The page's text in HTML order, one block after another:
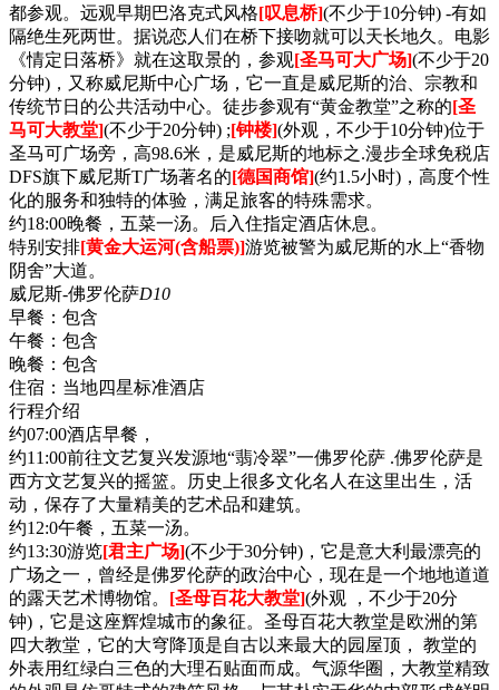
都参观。远观早期巴洛克式风格[叹息桥](不少于10分钟) -有如
隔绝生死两世。据说恋人们在桥下接吻就可以天长地久。电影
《情定日落桥》就在这取景的，参观[圣马可大广场](不少于20
分钟)，又称威尼斯中心广场，它一直是威尼斯的治、宗教和
传统节日的公共活动中心。徒步参观有“黄金教堂”之称的[圣
马可大教堂](不少于20分钟) ;[钟楼](外观，不少于10分钟)位于
圣马可广场旁，高98.6米，是威尼斯的地标之.漫步全球免税店
DFS旗下威尼斯T广场著名的[德国商馆](约1.5小时)，高度个性
化的服务和独特的体验，满足旅客的特殊需求。
约18:00晚餐，五菜一汤。后入住指定酒店休息。
特别安排[黄金大运河(含船票)]游览被警为威尼斯的水上“香物
阴舍”大道。
威尼斯-佛罗伦萨D10
早餐： 包含
午餐： 包含
晚餐： 包含
住宿： 当地四星标准酒店
行程介绍
约07:00酒店早餐，
约11:00前往文艺复兴发源地“翡冷翠”一佛罗伦萨 .佛罗伦萨是
西方文艺复兴的摇篮。历史上很多文化名人在这里出生，活
动，保存了大量精美的艺术品和建筑。
约12:0午餐，五菜一汤。
约13:30游览[君主广场](不少于30分钟)，它是意大利最漂亮的
广场之一，曾经是佛罗伦萨的政治中心，现在是一个地地道道
的露天艺术博物馆。 [圣母百花大教堂](外观 ，不少于20分
钟)，它是这座辉煌城市的象征。圣母百花大教堂是欧洲的第
四大教堂，它的大穹降顶是自古以来最大的园屋顶， 教堂的
外表用红绿白三色的大理石贴面而成。气源华圈，大教堂精致